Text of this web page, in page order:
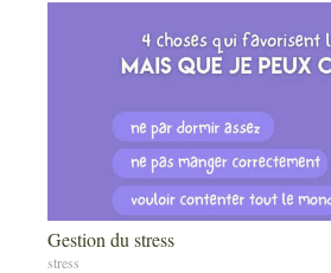
Gestion du stress
stress